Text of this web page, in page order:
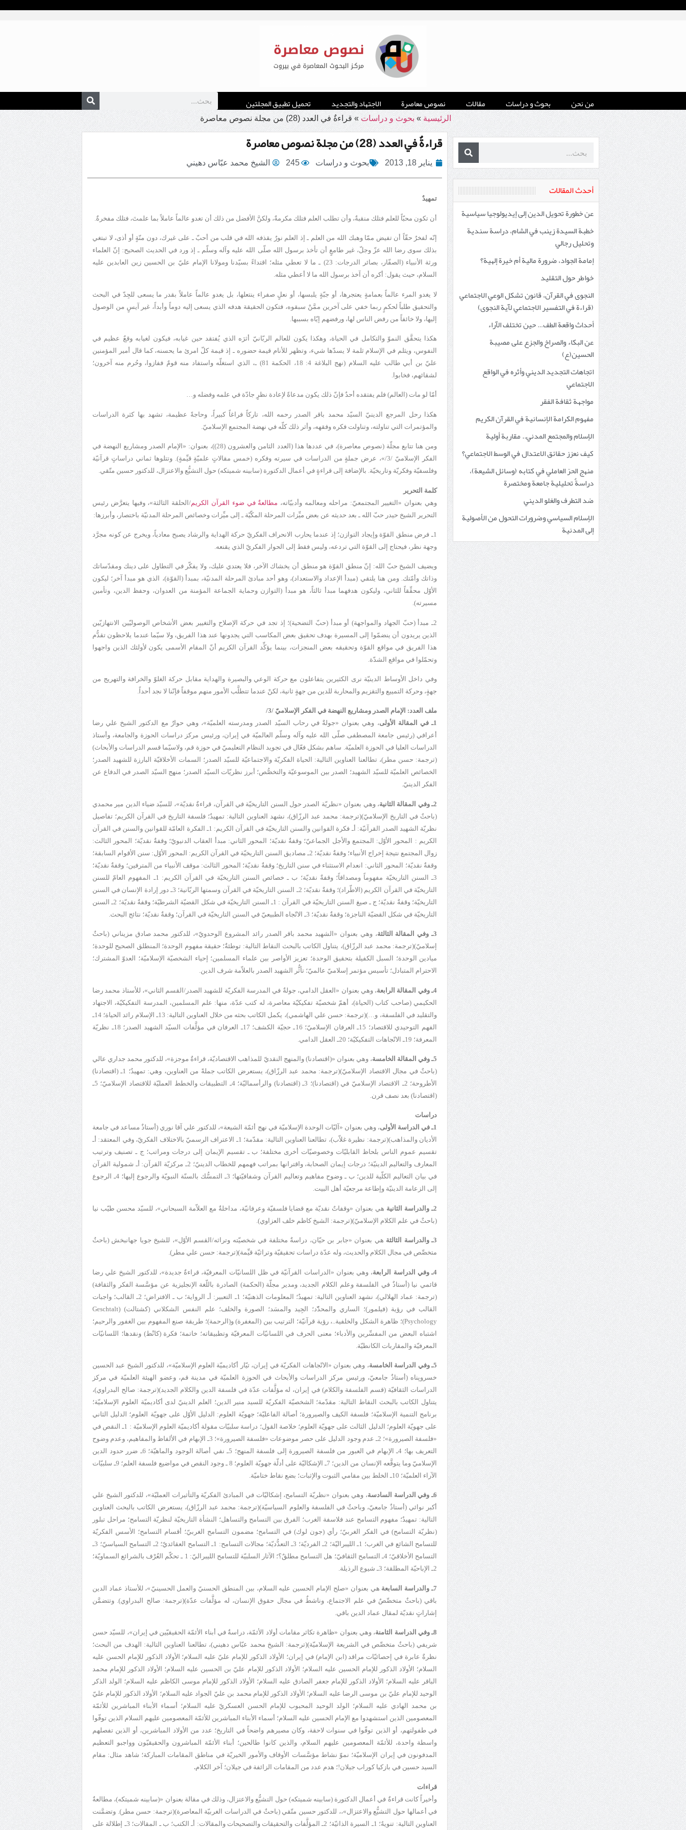
من نحن بحوث و دراسات مقالات نصوص معاصرة الاجتهاد والتجديد تحميل تطبيق المجلتين
الرئيسية » بحوث و دراسات » قراءةٌ في العدد (28) من مجلة نصوص معاصرة
أحدث المقالات
عن خطورة تحويل الدين إلى إيديولوجيا سياسية
خطبة السيدة زينب في الشام، دراسة سندية
وتحليل رجالي
إمامة الجواد، ضرورة مالية أم خيرة إلهية؟
خواطر حول التقليد
النجوى في القرآن، قانون تشكل الوعي الاجتماعي
(قراءة في التفسير الاجتماعي لآية النجوى)
أحداث واقعة الطف… حين تختلف الآراء
عن البكاء والصراخ والجزع على مصيبة
الحسين(ع)
اتجاهات التجديد الديني وأثره في الواقع
الاجتماعي
مواجهة ثقافة الفقر
مفهوم الكرامة الإنسانية في القرآن الكريم
الإسلام والمجتمع المدني.. مقاربة أولية
كيف نعزز حقائق الاعتدال في الوسط الاجتماعي؟
منهج الحرّ العاملي في كتابه (وسائل الشيعة)،
دراسةٌ تحليلية جامعة ومختصرة
ضد التطرف والغلو الديني
الإسلام السياسي وضرورات التحول من الأصولية
إلى المدنية
قراءةٌ في العدد (28) من مجلة نصوص معاصرة
يناير 18, 2013 بحوث و دراسات 245 الشيخ محمد عبّاس دهيني
تمهيدٌ
أن تكون محبّاً للعلم فتلك منقبةٌ، وأن تطلب العلم فتلك مكرمةٌ، ولكنَّ الأفضل من ذلك أن تغدو عالماً عاملاً بما علمتَ، فتلك مفخرةٌ.
إنّه لفخرٌ حقّاً أن تفيض ممّا وهبك الله من العلم ـ إذ العلم نورٌ يقذفه الله في قلب من أحبّ ـ على غيرك، دون منّةٍ أو أذى، لا تبتغي
بذلك سوى رضا الله عزّ وجلّ، غير طامعٍ أن تأخذ برسول الله صلّى الله عليه وآله وسلّم ـ إذ ورد في الحديث الصحيح: إنّ العلماء
ورثة الأنبياء ( الصفّار، بصائر الدرجات: 23
) ـ ما لا تعطي مثله؛ اقتداءً بسيّدنا ومولانا الإمام عليّ بن الحسين زين العابدين عليه
السلام، حيث يقول: أكره أن آخذ برسول الله ما لا أعطي مثله.
لا يغدو المرء عالماً بعمامةٍ يعتجرها، أو جبّةٍ يلبسها، أو نعلٍ صفراء ينتعلها، بل يغدو عالماً عاملاً بقدر ما يسعى للجِدّ في البحث
والتحقيق طلباً لحكمٍ ربما خفي على آخرين ممَّنْ سبقوه، فتكون الحقيقة هدفه الذي يسعى إليه دوماً وأبداً، غير آيسٍ من الوصول
إليها، ولا خائفاً من رفض الناس لها، ورفضهم إيّاه بسببها.
هكذا يتحقَّق النموّ والتكامل في الحياة، وهكذا يكون للعالم الربّانيّ أثرَه الذي يُفتقد حين غيابه، فيكون لغيابه وقعٌ عظيم في
النفوس، ويثلم في الإسلام ثلمة لا يسدّها شيء، وتظهر للأنام قيمة حضوره ـ إذ قيمة كلّ امرئ ما يحسنه، كما قال أمير المؤمنين
عليّ بن أبي طالب عليه السلام (نهج البلاغة 4: 18، الحكمة 81) ـ، الذي استغلّه واستفاد منه قومٌ ففازوا، وحُرم منه آخرون؛
لشقائهم، فخابوا.
أمّا لو مات (العالم) فلم يفتقده أحدٌ فإنّ ذلك يكون مدعاةً لإعادة نظرٍ جادّة في علمه وفضله و…
هكذا رحل المرجع الدينيّ السيّد محمد باقر الصدر رحمه الله، تاركاً فراغاً كبيراً، وحاجةً عظيمة، تشهد بها كثرة الدراسات
والمؤتمرات التي تناولته، وتناولت فكره وفقهه، وأثر ذلك كلّه في نهضة المجتمع الإسلاميّ.
ومن هنا تتابع مجلّة (نصوص معاصرة)، في عددها هذا (العدد الثامن والعشرون (28))، بعنوان: «الإمام الصدر ومشاريع النهضة في
الفكر الإسلاميّ /3/»، عرض جملةٍ من الدراسات في سيرته وفكره (خمس مقالاتٍ علميّةٍ قيِّمةٍ). وتتلوها ثماني دراساتٍ قرآنيّة
وفلسفيّة وفكريّة وتاريخيّة. بالإضافة إلى قراءةٍ في أعمال الدكتورة (سابينه شميتكه) حول التشيُّع والاعتزال، للدكتور حسين متّقي.
كلمة التحرير
وهي بعنوان «التغيير المجتمعيّ: مراحله ومعالمه وأدبيّاته، مطالعةٌ في ضوء القرآن الكريم/الحلقة الثالثة»، وفيها يتعرَّض رئيس
التحرير الشيخ حيدر حبّ الله ـ بعد حديثه عن بعض ميِّزات المرحلة المكّيّة ـ إلى ميِّزات وخصائص المرحلة المدنيّة باختصار، وأبرزها:
1ـ فرض منطق القوّة وإيجاد التوازن؛ إذ عندما يحارب الانحراف الفكريّ حركة الهداية والرشاد يصبح معادياً، ويخرج عن كونه مجرَّد
وجهة نظر، فيحتاج إلى القوّة التي تردعه، وليس فقط إلى الحوار الفكريّ الذي يقنعه.
ويضيف الشيخ حبّ الله: إنّ منطق القوّة هو منطق أن يخشاك الآخر، فلا يعتدي عليك، ولا يفكّر في التطاول على دينك ومقدّساتك
وذاتك وأمّتك. ومن هنا يلتقي (مبدأ الإعداد والاستعداد)، وهو أحد مبادئ المرحلة المدنيّة، بمبدأ (القوّة)، الذي هو مبدأ آخر؛ ليكون
الأوّل محقِّقاً للثاني، وليكون هدفهما مبدأ ثالثاً، هو مبدأ (التوازن وحماية الجماعة المؤمنة من العدوان، وحفظ الدين، وتأمين
مسيرته).
2ـ مبدأ (حبّ الجهاد والمواجهة) أو مبدأ (حبّ التضحية)؛ إذ تجد في حركة الإصلاح والتغيير بعض الأشخاص الوصوليّين الانتهازيّين
الذين يريدون أن ينضمّوا إلى المسيرة بهدف تحقيق بعض المكاسب التي يجدونها عند هذا الفريق، ولا سيّما عندما يلاحظون تقدُّم
هذا الفريق في مواقع القوّة وتحقيقه بعض المنجزات، بينما يؤكِّد القرآن الكريم أنّ المقام الأسمى يكون لأولئك الذين واجهوا
وتحمّلوا في مواقع الشدّة.
وفي داخل الأوساط الدينيّة نرى الكثيرين يتفاعلون مع حركة الوعي والبصيرة والهداية مقابل حركة الغلوّ والخرافة والتهريج من
جهةٍ، وحركة التمييع والتقزيم والمحاربة للدين من جهةٍ ثانية، لكنْ عندما تتطلَّب الأمور منهم موقفاً فإنّنا لا نجد أحداً.
ملف العدد: الإمام الصدر ومشاريع النهضة في الفكر الإسلاميّ /3/
1ـ في المقالة الأولى
، وهي بعنوان «جولةٌ في رحاب السيّد الصدر ومدرسته العلميّة»، وهي حوارٌ مع الدكتور الشيخ علي رضا
أعرافي (رئيس جامعة المصطفى صلّى الله عليه وآله وسلّم العالميّة في إيران، ورئيس مركز دراسات الحوزة والجامعة، وأستاذ
الدراسات العليا في الحوزة العلميّة. ساهم بشكل فعّال في تجويد النظام التعليميّ في حوزة قم، ولاسيّما قسم الدراسات والأبحاث)
(ترجمة: حسن مطر)، تطالعنا العناوين التالية: الحياة الفكريّة والاجتماعيّة للسيّد الصدر؛ السمات الأخلاقيّة البارزة للشهيد الصدر؛
الخصائص العلميّة للسيّد الشهيد؛ الصدر بين الموسوعيّة والتخصُّص؛ أبرز نظريّات السيّد الصدر؛ منهج السيّد الصدر في الدفاع عن
الفكر الدينيّ.
2ـ وفي المقالة الثانية ، وهي بعنوان «نظريّة الصدر حول السنن التاريخيّة في القرآن، قراءةٌ نقديّة»، للسيّد ضياء الدين مير محمدي
(باحثٌ في التاريخ الإسلاميّ)(ترجمة: محمد عبد الرزّاق)، نشهد العناوين التالية: تمهيدٌ؛ فلسفة التاريخ في القرآن الكريم؛ تفاصيل
نظريّة الشهيد الصدر القرآنيّة: أـ فكرة القوانين والسنن التاريخيّة في القرآن الكريم: 1ـ الفكرة العامّة للقوانين والسنن في القرآن
الكريم : المحور الأوّل: المجتمع والأجل الجماعيّ؛ وقفةٌ نقديّة؛ المحور الثاني: مبدأ العقاب الدنيويّ؛ وقفةٌ نقديّة؛ المحور الثالث:
زوال المجتمع نتيجة إخراج الأنبياء؛ وقفةٌ نقديّة؛ 2ـ مصاديق السنن التاريخيّة في القرآن الكريم: المحور الأوّل: سنن الأقوام السابقة؛
وقفةٌ نقديّة؛ المحور الثاني: انعدام الاستثناء في سنن التاريخ؛ وقفةٌ نقديّة؛ المحور الثالث: موقف الأنبياء من المترفين؛ وقفةٌ نقديّة؛
3ـ السنن التاريخيّة مفهوماً ومصداقاً؛ وقفةٌ نقديّة؛ ب ـ خصائص السنن التاريخيّة في القرآن الكريم: 1ـ المفهوم العامّ للسنن
التاريخيّة في القرآن الكريم (الاطّراد)؛ وقفةٌ نقديّة؛ 2ـ السنن التاريخيّة في القرآن وسمتها الربّانية؛ 3ـ دور إرادة الإنسان في السنن
التاريخيّة؛ وقفةٌ نقديّة؛ ج ـ صيغ السنن التاريخيّة في القرآن : 1ـ السنن التاريخيّة في شكل القضيّة الشرطيّة؛ وقفةٌ نقديّة؛ 2ـ السنن
التاريخيّة في شكل القضيّة الناجزة؛ وقفةٌ نقديّة؛ 3ـ الاتّجاه الطبيعيّ في السنن التاريخيّة في القرآن؛ وقفةٌ نقديّة؛ نتائج البحث.
3ـ وفي المقالة الثالثة ، وهي بعنوان «الشهيد محمد باقر الصدر رائد المشروع الوحدويّ»، للدكتور محمد صادق مزيناني (باحثٌ
إسلاميّ)(ترجمة: محمد عبد الرزّاق)، يتناول الكاتب بالبحث النقاط التالية: توطئةٌ؛ حقيقة مفهوم الوحدة؛ المنطلق الصحيح للوحدة؛
ميادين الوحدة؛ السبل الكفيلة بتحقيق الوحدة؛ تعزيز الأواصر بين علماء المسلمين؛ إحياء الشخصيّة الإسلاميّة؛ العدوّ المشترك؛
الاحترام المتبادل؛ تأسيس مؤتمر إسلاميّ عالميّ؛ تأثُّر الشهيد الصدر بالعلاّمة شرف الدين.
4ـ وفي المقالة الرابعة ، وهي بعنوان «العقل الدامي، جولةٌ في المدرسة الفكريّة للشهيد الصدر /القسم الثاني»، للأستاذ محمد رضا
الحكيمي (صاحب كتاب (الحياة)، أهمّ شخصيّة تفكيكيّة معاصرة، له كتب عدّة، منها: علم المسلمين، المدرسة التفكيكيّة، الاجتهاد
والتقليد في الفلسفة، و…)(ترجمة: حسن علي الهاشمي
الفهم التوحيدي للاقتصاد؛ 15ـ العرفان الإسلاميّ؛ 16ـ حجيّة الكشف؛ 17ـ العرفان في مؤلَّفات السيّد الشهيد الصدر؛ 18ـ نظريّة
المعرفة؛ 19ـ الاتّجاهات التفكيكيّة؛ 20ـ العقل الدامي.
5ـ وفي المقالة الخامسة ، وهي بعنوان «(اقتصادنا) والمنهج النقديّ للمذاهب الاقتصاديّة، قراءةٌ موجزة»، للدكتور محمد جداري عالي
(باحثٌ في مجال الاقتصاد الإسلاميّ)(ترجمة: محمد عبد الرزّاق
)، يستعرض الكاتب جملةً من العناوين، وهي: تمهيدٌ؛ 1ـ (اقتصادنا)
الأطروحة؛ 2ـ الاقتصاد الإسلاميّ في (اقتصادنا)؛ 3ـ (اقتصادنا) والرأسماليّة؛ 4ـ التطبيقات والخطط العمليّة للاقتصاد الإسلاميّ؛ 5ـ
(اقتصادنا) بعد نصف قرن.
دراسات
1ـ في الدراسة الأولى
، وهي بعنوان «آليّات الوحدة الإسلاميّة في نهج أئمّة الشيعة»، للدكتور علي آقا نوري (أستاذٌ مساعد في جامعة
الأديان والمذاهب)(ترجمة: نظيرة غلاّب
)، تطالعنا العناوين التالية: مقدّمة؛ 1ـ الاعتراف الرسميّ بالاختلاف الفكريّ، وفي المعتقد: أـ
تقسيم عموم الناس بلحاظ القابليّات وخصوصيّات أخرى مختلفة؛ ب ـ تقسيم الإيمان إلى درجات ومراتب؛ ج ـ تصنيف وترتيب
المعارف والتعاليم الدينيّة؛ درجات إيمان الصحابة، واقترانها بمراتب فهمهم للخطاب الدينيّ؛ 2ـ مركزيّة القرآن: أـ شمولية القرآن
في بيان التعاليم الكلّية للدين؛ ب ـ وضوح مفاهيم وتعاليم القرآن وشفافيّتها؛ 3ـ التمسُّك بالسنّة النبويّة والرجوع إليها؛ 4ـ الرجوع
إلى الزعامة الدينيّة وإطاعة مرجعيّة أهل البيت.
2ـ والدراسة الثانية هي بعنوان «وقفاتٌ نقديّة مع قضايا فلسفيّة وعرفانيّة، مداخلةٌ مع العلاّمة السبحاني»، للسيّد محسن طيّب نيا
(باحثٌ في علم الكلام الإسلاميّ)(ترجمة: الشيخ كاظم خلف العزاوي).
3ـ والدراسة الثالثة هي بعنوان «جابر بن حيّان، دراسةٌ مختلفة في شخصيّته وتراثه/القسم الأوّل»، للشيخ جويا جهانبخش (باحثٌ
متخصِّص في مجال الكلام والحديث، وله عدّة دراسات تحقيقيّة وتراثيّة قيِّمة)(ترجمة: حسن علي مطر ).
4ـ وفي الدراسة الرابعة ، وهي بعنوان «الدراسات القرآنيّة في ظل اللسانيّات المعرفيّة، قراءةٌ جديدة»، للدكتور الشيخ علي رضا
قائمي نيا (أستاذٌ في الفلسفة وعلم الكلام الجديد، ومدير مجلّة (الحكمة) الصادرة باللّغة الإنجليزية عن مؤسَّسة الفكر والثقافة)
(ترجمة: عماد الهلالي
)، نشهد العناوين التالية: تمهيدٌ؛ المعلومات الذهنيّة؛ 1ـ التعبير: أـ الرواية؛ ب ـ الافتراض؛ 2ـ القالب؛ واجبات
القالب في رؤية (فيلمور)؛ الساري والمحدّّد؛ الجِيد والمسَد؛ الصورة والخلف؛ علم النفس الشكلاني (كشتالت) (Geschtalt
Psychology)؛ ظاهرة الشكل والخلفية..، رؤية قرآنيّة؛ الترتيب بين (المغفرة) و(الرحمة)؛ طريقة صنع المفهوم بين الغفور والرحيم؛
اشتباه البعض من المفسِّرين والأدباء؛ معنى الحرف في اللسانيّات المعرفيّة وتطبيقاته؛ خاتمة؛ فكرة (كانْط) ونقدها؛ اللسانيّات
المعرفيّة والمقاربات الكانطيّة.
5ـ وفي الدراسة الخامسة ، وهي بعنوان « الاتّجاهات الفكريّة في إيران، تيّار أكاديميّة العلوم الإسلاميّة»، للدكتور الشيخ عبد الحسين
خسروپناه (أستاذٌ جامعيّ، ورئيس مركز الدراسات والأبحاث في الحوزة العلميّة في مدينة قم، وعضو الهيئة العلميّة في مركز
الدراسات الثقافيّة (قسم الفلسفة والكلام) في إيران، له مؤلَّفات عدّة في فلسفة الدين والكلام الجديد)(ترجمة: صالح البدراوي)،
يتناول الكاتب بالبحث النقاط التالية: مقدّمة؛ الشخصيّة الفكريّة للسيد منير الدين؛ العلم الدينيّ لدى أكاديميّة العلوم الإسلاميّة؛
برنامج التنمية الإسلاميّة؛ فلسفة الكيف والصيرورة؛ أصالة الفاعليّة؛ جهويّة العلوم: الدليل الأوّل على جهويّة العلوم؛ الدليل الثاني
على جهويّة العلوم؛ الدليل الثالث على جهويّة العلوم؛ خلاصة القول؛ دراسة سلبيّات مقولة أكاديميّة العلوم الإسلاميّة : 1ـ النقص في
«فلسفة الصيرورة»؛ 2ـ عدم وجود الدليل على حصر موضوعات «فلسفة الصيرورة»؛ 3ـ الإبهام في الألفاظ والمفاهيم، وعدم وضوح
التعريف بها؛ 4ـ الإبهام في العبور من فلسفة الصيرورة إلى فلسفة المنهج؛ 5ـ نفي أصالة الوجود والماهيّة؛ 6ـ ضرر حدود الدين
الإسلاميّ وما يتوقَّعه الإنسان من الدين؛ 7ـ الإشكاليّة على أدلّة جهويّة العلوم؛ 8 ـ وجود النقص في مواضيع فلسفة العلم؛ 9ـ سلبيّات
الآراء العلميّة؛ 10ـ الخلط بين مقامي الثبوت والإثبات؛ بضع نقاط ختاميّة.
6ـ وفي الدراسة السادسة ، وهي بعنوان «نظريّة التسامح، إشكاليّات في المبادئ الفكريّة والتأثيرات العمليّة»، للدكتور الشيخ علي
أكبر نوائي (أستاذٌ جامعيّ، وباحثٌ في الفلسفة والعلوم السياسيّة)(ترجمة: محمد عبد الرزّاق)، يستعرض الكاتب بالبحث العناوين
التالية: تمهيدٌ؛ مفهوم التسامح عند فلاسفة الغرب؛ الفرق بين التسامح والتساهل؛ النشأة التاريخيّة لنظريّة التسامح؛ مراحل تبلور
(نظريّة التسامح) في الفكر الغربيّ؛ رأي (جون لوك) في التسامح؛ مضمون التسامح الغربيّ؛ أقسام التسامح؛ الأسس الفكريّة
للتسامح الشائع في الغرب؛ 1ـ الليبراليّة؛ 2ـ الفرديّة؛ 3ـ التعدُّديّة؛ مجالات التسامح: 1ـ التسامح العقائديّ؛ 2ـ التسامح السياسيّ؛ 3ـ
التسامح الأخلاقيّ؛ 4ـ التسامح الثقافيّ؛ هل التسامح مطلقٌ؟؛ الآثار السلبيّة للتسامح الليبراليّ: 1 ـ تحكّم العُرْف بالشرائع السماويّة؛
2ـ الإباحيّة المطلقة؛ 3ـ شيوع الرذيلة.
7ـ والدراسة السابعة هي بعنوان «صلح الإمام الحسين عليه السلام، بين المنطق الحسنيّ والعمل الحسينيّ »، للأستاذ عماد الدين
باقي (باحثٌ متخصِّصٌ في علم الاجتماع، وناشطٌ في مجال حقوق الإنسان، له مؤلَّفات عدّة)(ترجمة: صالح البدراوي). وتتضمَّن
إشاراتٍ نقديّة لمقال عماد الدين باقي.
8ـ وفي الدراسة الثامنة ، وهي بعنوان «ظاهرة تكاثر مقامات أولاد الأئمّة، دراسةٌ في أبناء الأئمّة الحقيقيّين في إيران»، للسيّد حسن
شريفي (باحثٌ متخصِّص في الشريعة الإسلاميّة)(ترجمة: الشيخ محمد عبّاس دهيني)، تطالعنا العناوين التالية: الهدف من البحث؛
نظرةٌ عابرة في إحصائيّات مراقد (ابن الإمام) في إيران؛ الأولاد الذكور للإمام عليّ عليه السلام؛ الأولاد الذكور للإمام الحسن عليه
السلام؛ الأولاد الذكور للإمام الحسين عليه السلام؛ الأولاد الذكور للإمام عليّ بن الحسين عليه السلام؛ الأولاد الذكور للإمام محمد
الباقر عليه السلام؛ الأولاد الذكور للإمام جعفر الصادق عليه السلام؛ الأولاد الذكور للإمام موسى الكاظم عليه السلام؛ الولد الذكر
الوحيد للإمام عليّ بن موسى الرضا عليه السلام؛ الأولاد الذكور للإمام محمد بن عليّ الجواد عليه السلام؛ الأولاد الذكور للإمام عليّ
بن محمد الهادي عليه السلام؛ الولد الوحيد المحبوب للإمام الحسن العسكريّ عليه السلام؛ أسماء الأبناء المباشرين للأئمّة
المعصومين الذين استشهدوا مع الإمام الحسين عليه السلام؛ أسماء الأبناء المباشرين للأئمّة المعصومين عليهم السلام الذين توفّوا
في طفولتهم، أو الذين توفّوا في سنوات لاحقة، وكان مصيرهم واضحاً في التاريخ؛ عدد من الأولاد المباشرين، أو الذين تفصلهم
واسطة واحدة، للأئمّة المعصومين عليهم السلام، والذين كانوا طالحين؛ أبناء الأئمّة المباشرون والحقيقيّون وواجبو التعظيم
المدفونون في إيران الإسلاميّة؛ نموّ نشاط مؤسَّسات الأوقاف والأمور الخيريّة في مناطق المقامات المباركة؛ شاهد مثال: مقام
السيد حسين في بازكيا كوراب جيلان!؛ هدم عدد من المقامات الزائفة في جيلان؛ آخر الكلام.
قراءات
وأخيراً كانتقراءةٌ في أعمال الدكتورة (سابينه شميتكه) حول التشيُّع والاعتزال، وذلك في مقالة بعنوان «(سابينه شميتكه)، مطالعةٌ
في أعمالها حول التشيُّع والاعتزال»،، للدكتور حسين متّقي (باحثٌ في الدراسات الغربيّة المعاصرة)(ترجمة: حسن مطر). وتضمَّنت
العناوين التالية: تنويهٌ؛ 1ـ السيرة الذاتيّة؛ 2ـ المؤلَّفات والتحقيقات والتصحيحات والمقالات: أـ الكتب؛ ب ـ المقالات؛ 3ـ إطلالة على